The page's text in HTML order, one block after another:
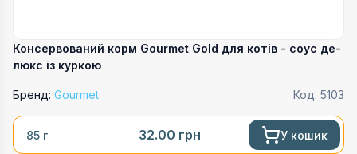
Консервований корм Gourmet Gold для котів - соус де-
люкс із куркою
Бренд: Gourmet Код: 5103
85 г 32.00 грн У кошик